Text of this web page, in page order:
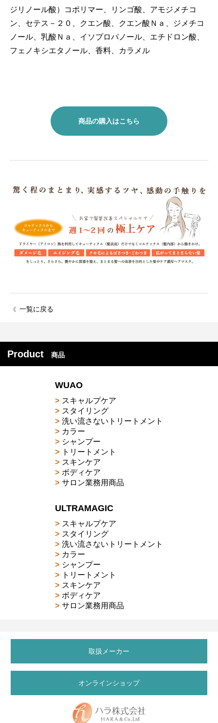
ジリノール酸）コポリマー、リンゴ酸、アモジメチコ
ン、セテス－２０、クエン酸、クエン酸Ｎａ、ジメチコ
ノール、乳酸Ｎａ、イソプロパノール、エチドロン酸、
フェノキシエタノール、香料、カラメル
商品の購入はこちら
一覧に戻る
Product 商品
WUAO
スキャルプケア
スタイリング
洗い流さないトリートメント
カラー
シャンプー
トリートメント
スキンケア
ボディケア
サロン業務用商品
ULTRAMAGIC
スキャルプケア
スタイリング
洗い流さないトリートメント
カラー
シャンプー
トリートメント
スキンケア
ボディケア
サロン業務用商品
取扱メーカー
オンラインショップ